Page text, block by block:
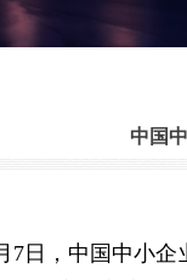
中国
7日，中国中小